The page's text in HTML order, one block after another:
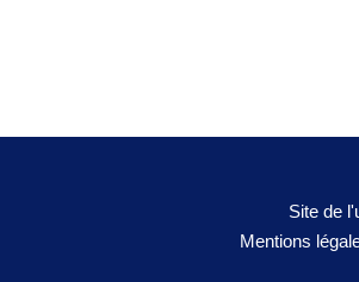
Site de
Mentions